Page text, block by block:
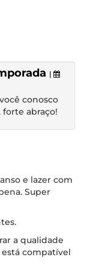
|
conosco
abraço!
e lazer com
Super
a qualidade
compatível